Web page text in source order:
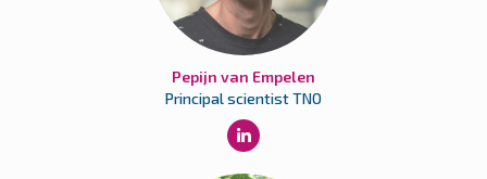
Pepijn van Empelen
Principal scientist TNO